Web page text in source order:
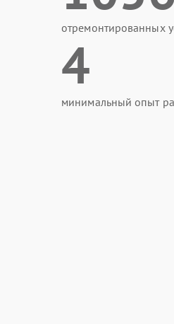
отремонтированных
4
минимальный опыт